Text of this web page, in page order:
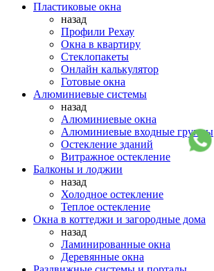
Пластиковые окна
назад
Профили Рехау
Окна в квартиру
Стеклопакеты
Онлайн калькулятор
Готовые окна
Алюминиевые системы
назад
Алюминиевые окна
Алюминиевые входные группы
Остекление зданий
Витражное остекление
Балконы и лоджии
назад
Холодное остекление
Теплое остекление
Окна в коттеджи и загородные дома
назад
Ламинированные окна
Деревянные окна